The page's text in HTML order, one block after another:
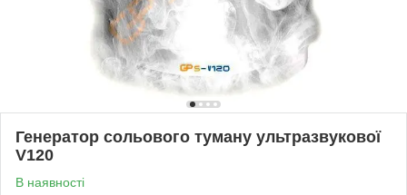
Генератор сольового туману ультразвукової
V120
В наявності